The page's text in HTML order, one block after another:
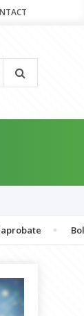
Bolojan: